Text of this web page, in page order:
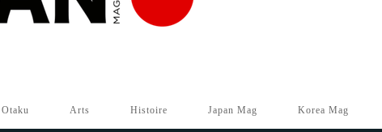
Otaku Arts Histoire Japan Mag Korea Mag